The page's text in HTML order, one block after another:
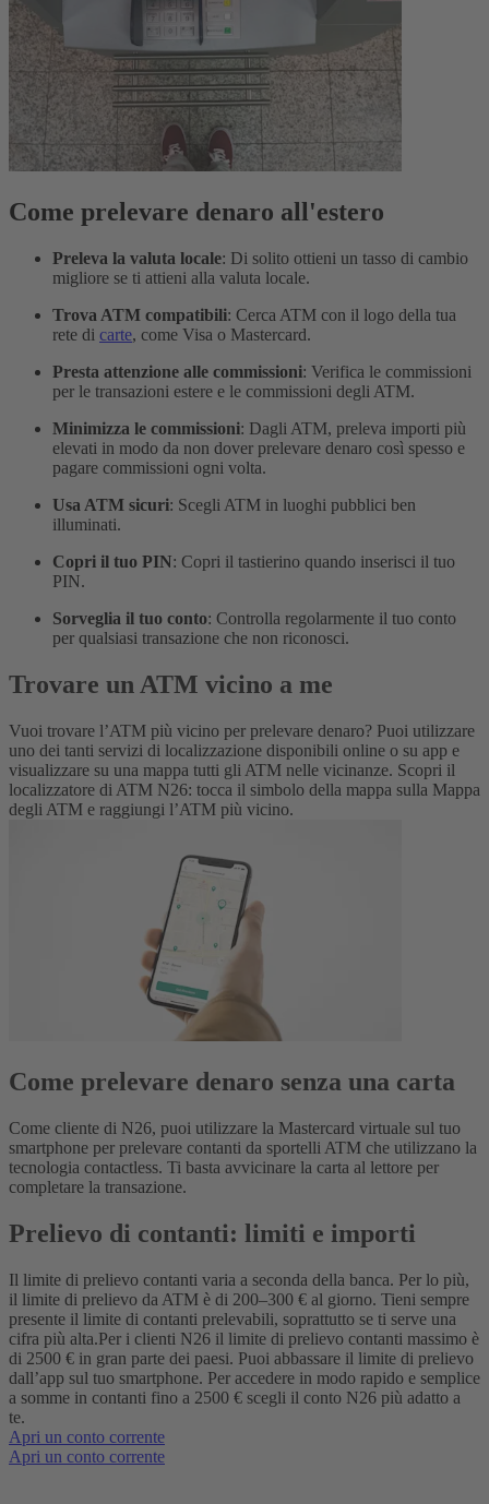
Come prelevare denaro all'estero
Preleva la valuta locale: Di solito ottieni un tasso di cambio
migliore se ti attieni alla valuta locale.
Trova ATM compatibili: Cerca ATM con il logo della tua
rete di carte, come Visa o Mastercard.
Presta attenzione alle commissioni: Verifica le commissioni
per le transazioni estere e le commissioni degli ATM.
Minimizza le commissioni: Dagli ATM, preleva importi più
elevati in modo da non dover prelevare denaro così spesso e
pagare commissioni ogni volta.
Usa ATM sicuri: Scegli ATM in luoghi pubblici ben
illuminati.
Copri il tuo PIN: Copri il tastierino quando inserisci il tuo
PIN.
Sorveglia il tuo conto: Controlla regolarmente il tuo conto
per qualsiasi transazione che non riconosci.
Trovare un ATM vicino a me
Vuoi trovare l’ATM più vicino per prelevare denaro? Puoi utilizzare
uno dei tanti servizi di localizzazione disponibili online o su app e
visualizzare su una mappa tutti gli ATM nelle vicinanze. Scopri il
localizzatore di ATM N26: tocca il simbolo della mappa sulla Mappa
degli ATM e raggiungi l’ATM più vicino.
Come prelevare denaro senza una carta
Come cliente di N26, puoi utilizzare la Mastercard virtuale sul tuo
smartphone per prelevare contanti da sportelli ATM che utilizzano la
tecnologia contactless. Ti basta avvicinare la carta al lettore per
completare la transazione.
Prelievo di contanti: limiti e importi
Il limite di prelievo contanti varia a seconda della banca. Per lo più,
il limite di prelievo da ATM è di 200–300 € al giorno. Tieni sempre
presente il limite di contanti prelevabili, soprattutto se ti serve una
cifra più alta.Per i clienti N26 il limite di prelievo contanti massimo è
di 2500 € in gran parte dei paesi. Puoi abbassare il limite di prelievo
dall’app sul tuo smartphone. Per accedere in modo rapido e semplice
a somme in contanti fino a 2500 € scegli il conto N26 più adatto a
te.
Apri un conto corrente
Apri un conto corrente